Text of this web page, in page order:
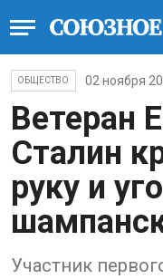
ОБЩЕСТВО 02 ноября
Ветеран
Сталин
руку и
Участник